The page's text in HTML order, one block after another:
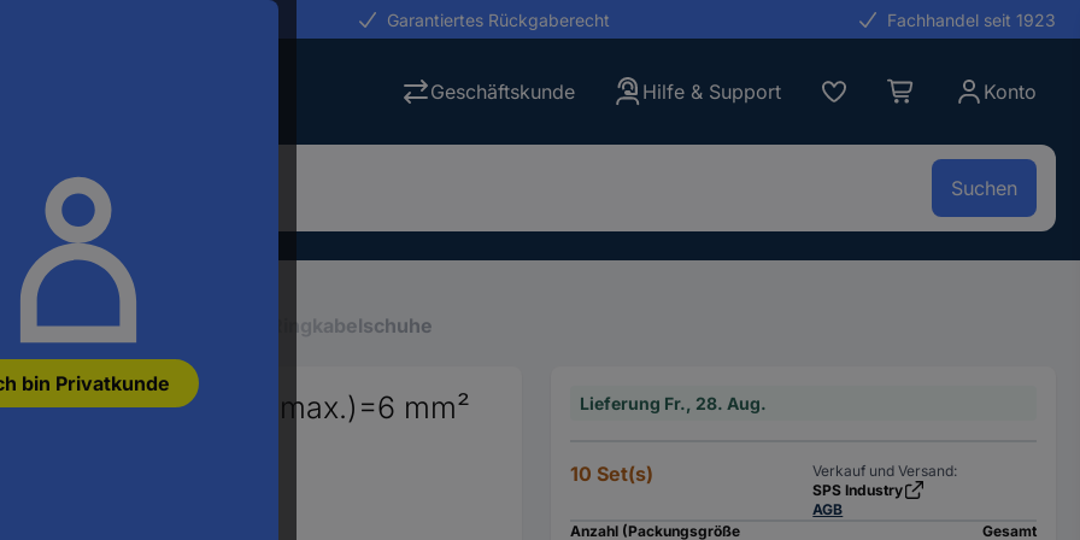
bin Privatkunde
Garantiertes Rückgaberecht Fachhandel seit 1923
Geschäftskunde Hilfe & Support Konto
Suchen
Quetsch-Steckverbinder Ringkabelschuhe
Querschnitt (max.)=6 mm²
Lieferung Fr., 28. Aug.
10 Set(s)
Verkauf und Versand:
SPS Industry
AGB
Anzahl (Packungsgröße
Gesamt